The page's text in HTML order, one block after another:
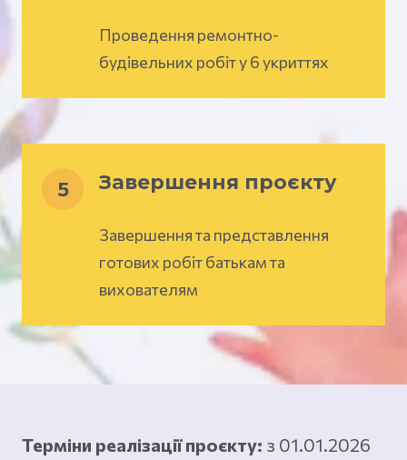
Проведення ремонтно-
будівельних робіт у 6 укриттях
5 Завершення проєкту
Завершення та представлення
готових робіт батькам та
вихователям
Терміни реалізації проєкту: з 01.01.2026